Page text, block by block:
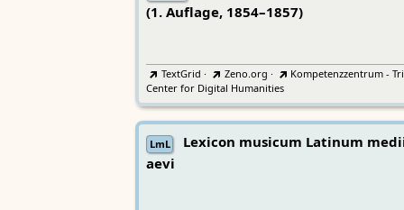
(1. Auflage, 1854–1857)
TextGrid · Zeno.org ·
Kompetenzzentrum -
Center for Digital Humanities
LmL
Lexicon musicum Latinum
aevi